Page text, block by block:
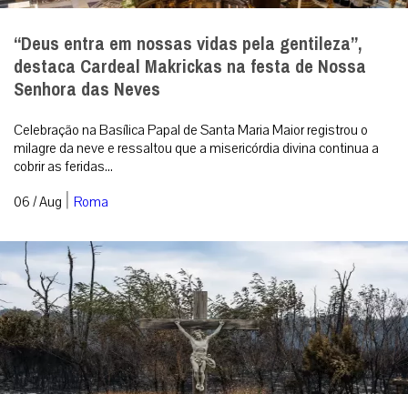
“Deus entra em nossas vidas pela gentileza”,
destaca Cardeal Makrickas na festa de Nossa
Senhora das Neves
Celebração na Basílica Papal de Santa Maria Maior registrou o
milagre da neve e ressaltou que a misericórdia divina continua a
cobrir as feridas...
06 / Aug | Roma